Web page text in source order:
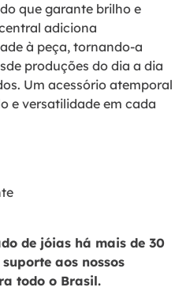
que garante brilho e
adiciona
à peça, tornando-a
produções do dia a dia
Um acessório atemporal
e versatilidade em cada
de jóias há mais de 30
aos nossos
todo o Brasil.